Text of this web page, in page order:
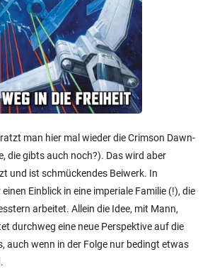
man hier mal wieder die Crimson Dawn-
die gibts auch noch?). Das wird aber
und ist schmückendes Beiwerk. In
Einblick in eine imperiale Familie (!), die
arbeitet. Allein die Idee, mit Mann,
durchweg eine neue Perspektive auf die
auch wenn in der Folge nur bedingt etwas